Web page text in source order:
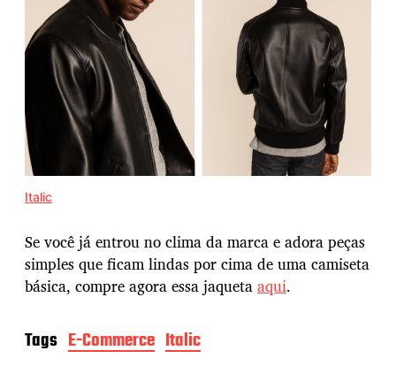
Italic
Se você já entrou no clima da marca e adora peças
simples que ficam lindas por cima de uma camiseta
básica, compre agora essa jaquetaaqui.
Tags E-Commerce Italic